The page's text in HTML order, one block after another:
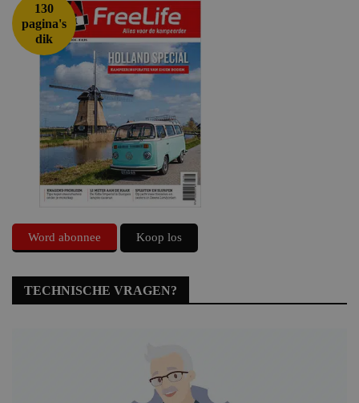
130
pagina's
dik
Word abonnee Koop los
TECHNISCHE VRAGEN?